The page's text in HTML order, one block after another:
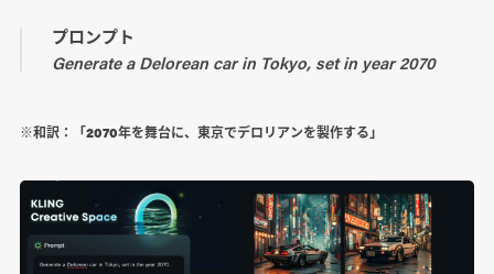
プロンプト
Generate a Delorean car in Tokyo, set in year 2070
※和訳：「2070年を舞台に、東京でデロリアンを製作する」